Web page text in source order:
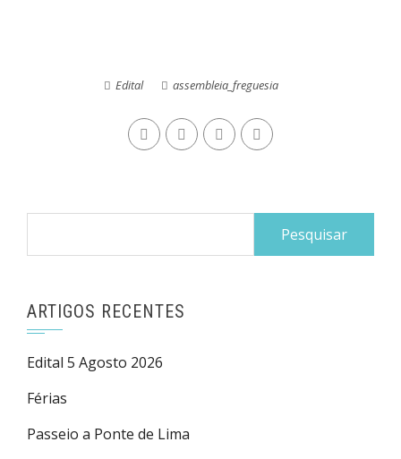
Edital assembleia_freguesia
ARTIGOS RECENTES
Edital 5 Agosto 2026
Férias
Passeio a Ponte de Lima